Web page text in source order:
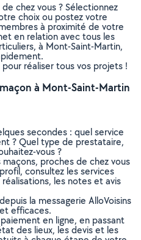
chez vous ? Sélectionnez
choix ou postez votre
à proximité de votre
en relation avec tous les
à Mont-Saint-Martin,
réaliser tous vos projets !
à Mont-Saint-Martin
secondes : quel service
? Quel type de prestataire,
vous ?
proches de chez vous
consultez les services
les notes et avis
la messagerie AlloVoisins
efficaces.
en ligne, en passant
des lieux, les devis et les